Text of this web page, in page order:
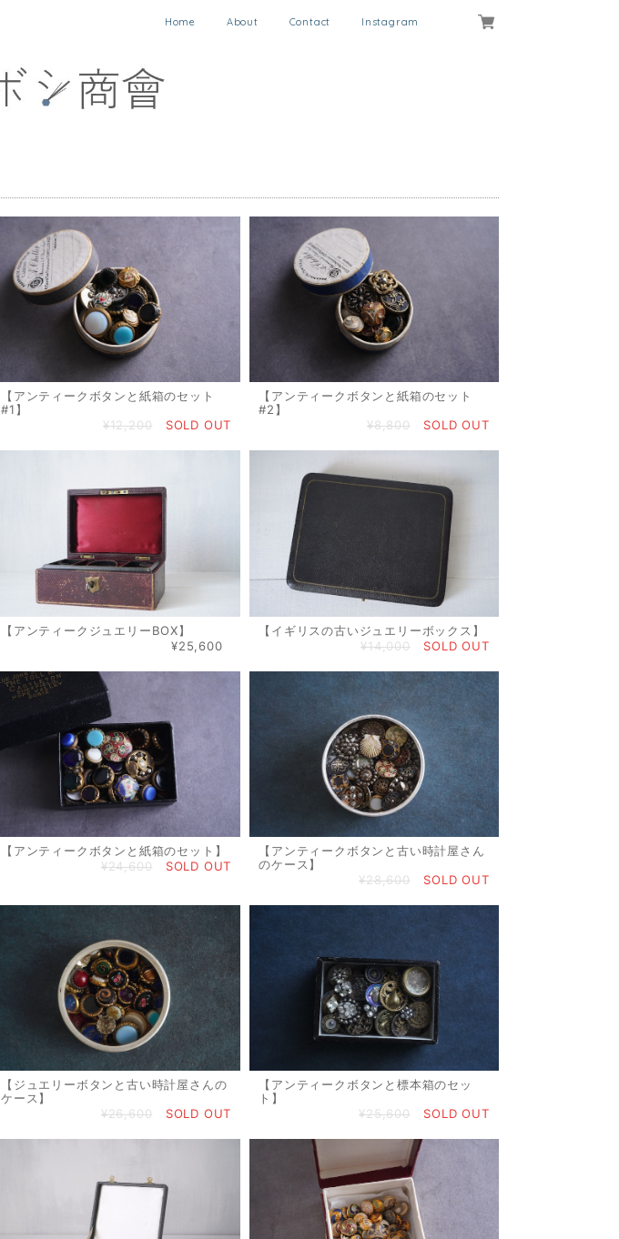
Home About Contact Instagram
【アンティークボタンと紙箱のセット
#1】
¥12,200
SOLD OUT
【アンティークボタンと紙箱のセット
#2】
¥8,800
SOLD OUT
【アンティークジュエリーBOX】
¥25,600
【イギリスの古いジュエリーボックス】
¥14,000
SOLD OUT
【アンティークボタンと紙箱のセット】
¥24,600
SOLD OUT
【アンティークボタンと古い時計屋さん
のケース】
¥28,600
SOLD OUT
【ジュエリーボタンと古い時計屋さんの
ケース】
¥26,600
SOLD OUT
【アンティークボタンと標本箱のセッ
ト】
¥25,600
SOLD OUT